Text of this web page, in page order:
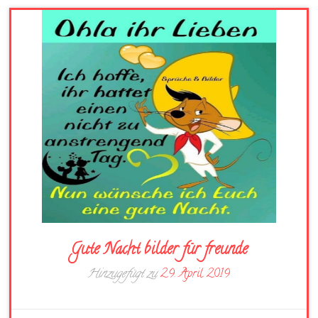
Gute Nacht bilder für freunde
Hinzugefügt zu29. April 2019